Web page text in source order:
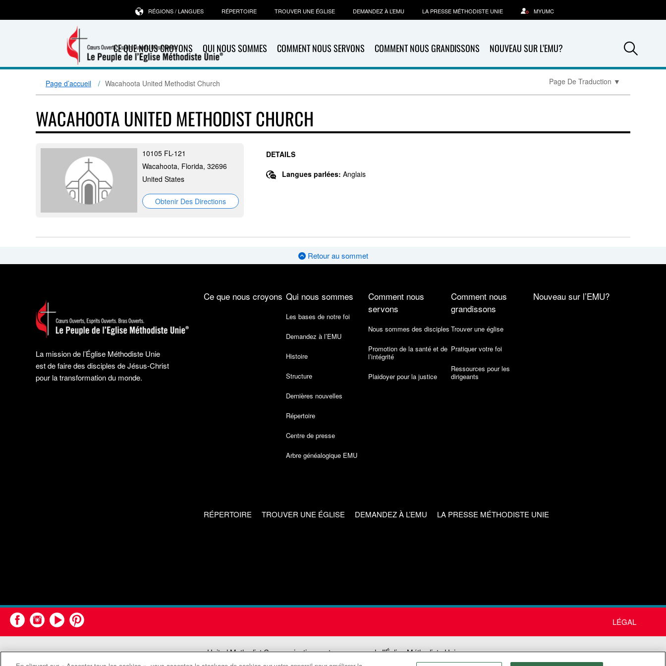
CE QUE NOUS CROYONS QUI NOUS SOMMES COMMENT NOUS SERVONS COMMENT NOUS GRANDISSONS NOUVEAU SUR L’EMU?
RÉGIONS / LANGUES RÉPERTOIRE TROUVER UNE ÉGLISE DEMANDEZ À L’EMU LA PRESSE MÉTHODISTE UNIE MYUMC
Page d’accueil Wacahoota United Methodist Church Page De Traduction ▼
WACAHOOTA UNITED METHODIST CHURCH
10105 FL-121
Wacahoota, Florida, 32696
United States
Obtenir Des Directions
DETAILS
Langues parlées: Anglais
Retour au sommet
La mission de l’Église Méthodiste Unie
est de faire des disciples de Jésus-Christ
pour la transformation du monde.
Ce que nous croyons Qui nous sommes
Les bases de notre foi
Demandez à l’EMU
Histoire
Structure
Dernières nouvelles
Répertoire
Centre de presse
Arbre généalogique EMU
Comment nous
servons
Nous sommes des disciples
Promotion de la santé et de
l’intégrité
Plaidoyer pour la justice
Comment nous
grandissons
Trouver une église
Pratiquer votre foi
Ressources pour les
dirigeants
Nouveau sur l’EMU?
RÉPERTOIRE TROUVER UNE ÉGLISE DEMANDEZ À L’EMU LA PRESSE MÉTHODISTE UNIE
LÉGAL
United Methodist Communications est une agence de l'Église Méthodiste Unie